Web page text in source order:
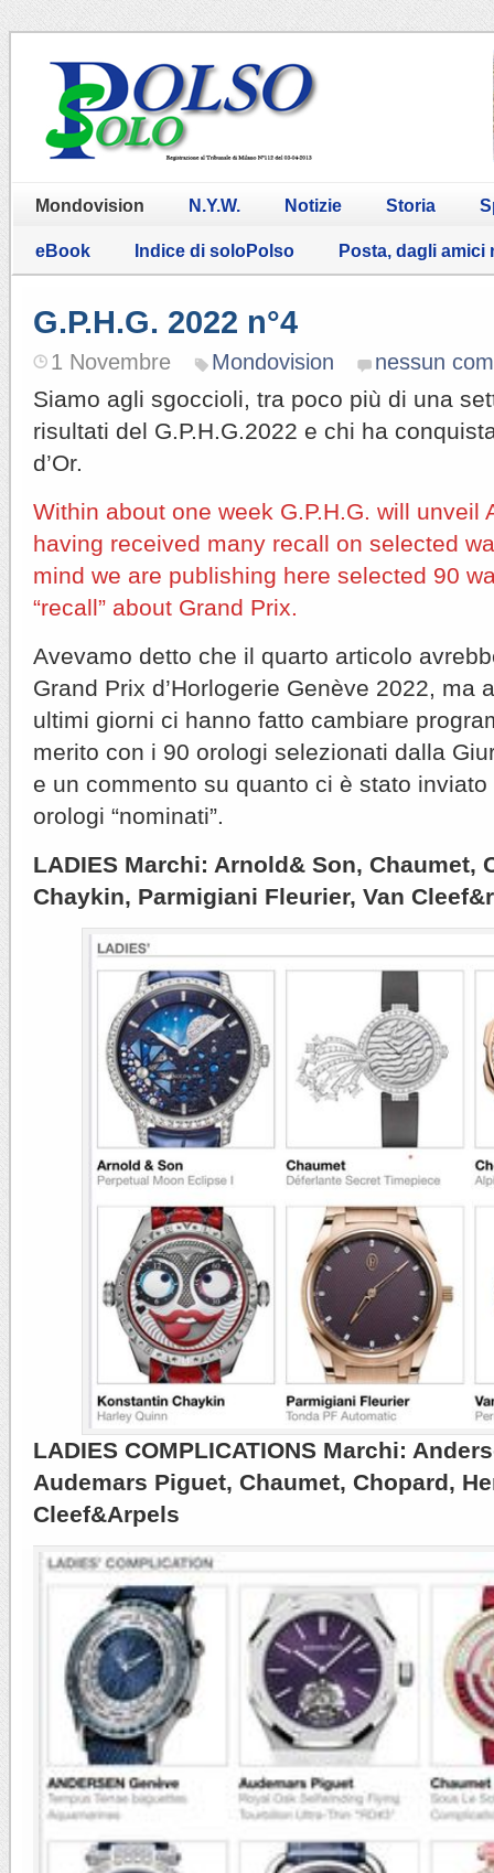
Mondovision N.Y.W. Notizie Storia
eBook Indice di soloPolso Posta, dagli amici
G.P.H.G. 2022 n°4
1 Novembre Mondovision nessun
Siamo agli sgoccioli, tra poco più di una
risultati del G.P.H.G.2022 e chi ha
d’Or.
Within about one week G.P.H.G. will unveil
having received many recall on selected
mind we are publishing here selected 90
“recall” about Grand Prix.
Avevamo detto che il quarto articolo
Grand Prix d’Horlogerie Genève 2022, ma
ultimi giorni ci hanno fatto cambiare
merito con i 90 orologi selezionati dalla
e un commento su quanto ci è stato
orologi “nominati”.
LADIES Marchi: Arnold& Son, Chaumet,
Chaykin, Parmigiani Fleurier, Van
LADIES COMPLICATIONS Marchi:
Audemars Piguet, Chaumet, Chopard,
Cleef&Arpels